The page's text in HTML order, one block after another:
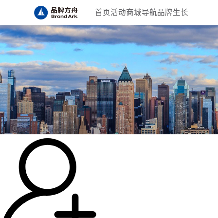
首页 活动商城导航品牌生长